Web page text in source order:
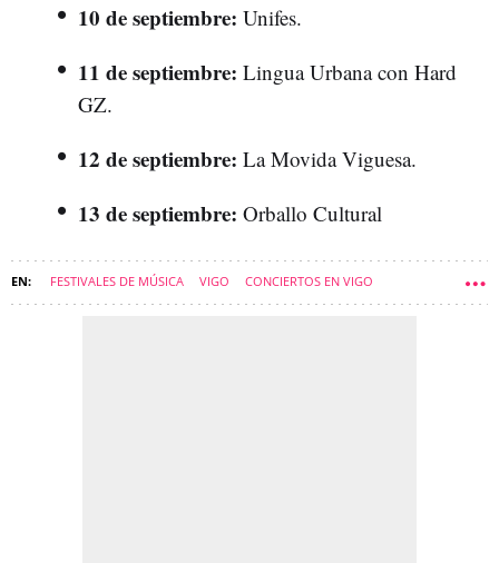
10 de septiembre: Unifes.
11 de septiembre: Lingua Urbana con Hard
GZ.
12 de septiembre: La Movida Viguesa.
13 de septiembre: Orballo Cultural
FESTIVALES DE MÚSICA VIGO CONCIERTOS EN VIGO